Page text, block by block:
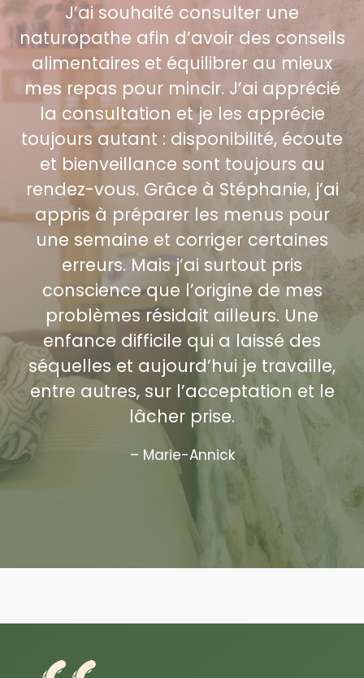
J’ai souhaité consulter une
naturopathe afin d’avoir des conseils
alimentaires et équilibrer au mieux
mes repas pour mincir. J’ai apprécié
la consultation et je les apprécie
toujours autant : disponibilité, écoute
et bienveillance sont toujours au
rendez-vous. Grâce à Stéphanie, j’ai
appris à préparer les menus pour
une semaine et corriger certaines
erreurs. Mais j’ai surtout pris
conscience que l’origine de mes
problèmes résidait ailleurs. Une
enfance difficile qui a laissé des
séquelles et aujourd’hui je travaille,
entre autres, sur l’acceptation et le
lâcher prise.
– Marie-Annick